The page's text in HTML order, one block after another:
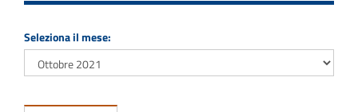
Seleziona il mese: